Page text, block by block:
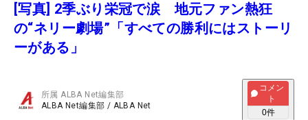
[写真] 2季ぶり栄冠で涙 地元ファン熱狂
の“ネリー劇場”「すべての勝利にはストーリ
ーがある」
所属ALBA Net編集部
ALBA Net編集部 / ALBA Net
コメン
ト
0件